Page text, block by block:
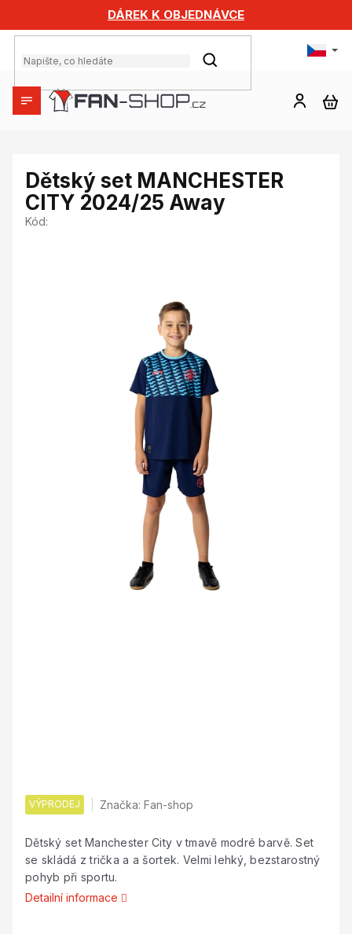
obsah
DÁREK K OBJEDNÁVCE
HLEDAT
Dětský set MANCHESTER
CITY 2024/25 Away
Kód:
VÝPRODEJ Značka:Fan-shop
Dětský set Manchester City v tmavě modré barvě. Set
se skládá z trička a a šortek. Velmi lehký, bezstarostný
pohyb při sportu.
Detailní informace